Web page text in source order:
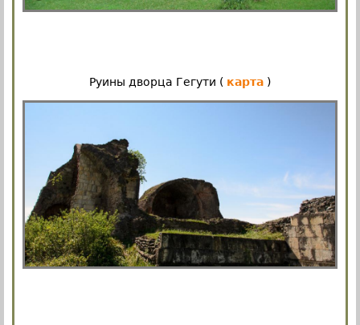
Руины дворца Гегути ( карта )